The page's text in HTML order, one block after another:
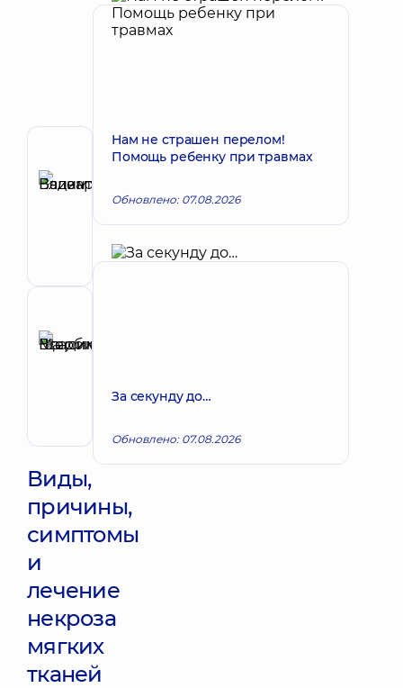
Автор
Вадим
Валентинович
Хирург
Запись к врачу
Хирург;
проктолог;
сосудистый
Виды,
причины,
симптомы
и
лечение
некроза
мягких
тканей
Нам не страшен перелом!
Помощь ребенку при травмах
Обновлено: 07.08.2026
За секунду до…
Обновлено: 07.08.2026